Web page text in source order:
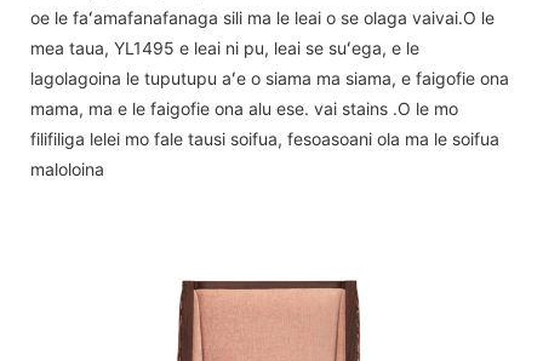
oe le faʻamafanafanaga sili ma le leai o se olaga vaivai.O le
mea taua, YL1495 e leai ni pu, leai se suʻega, e le
lagolagoina le tuputupu aʻe o siama ma siama, e faigofie ona
mama, ma e le faigofie ona alu ese. vai stains .O le mo
filifiliga lelei mo fale tausi soifua, fesoasoani ola ma le soifua
maloloina